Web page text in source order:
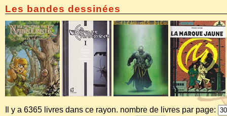
Les bandes dessinées
Il y a 6365 livres dans ce rayon. nombre de livres par page: